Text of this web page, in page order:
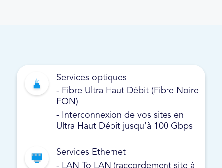
Services optiques
- Fibre Ultra Haut Débit (Fibre Noire
FON)
- Interconnexion de vos sites en
Ultra Haut Débit jusqu’à 100 Gbps
Services Ethernet
- LAN To LAN (raccordement site à